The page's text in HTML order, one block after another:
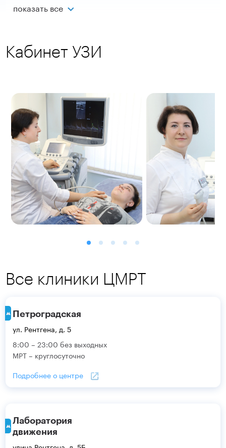
показать все
Кабинет УЗИ
Все клиники ЦМРТ
Петроградская
ул. Рентгена, д. 5
8:00 – 23:00 без выходных
МРТ – круглосуточно
Подробнее о центре
Лаборатория
движения